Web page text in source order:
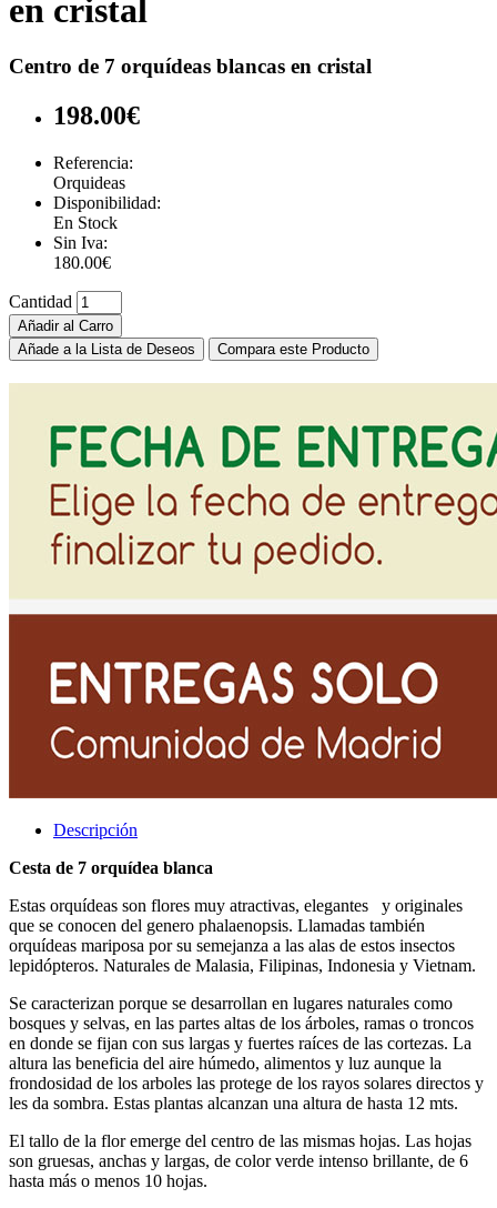
en cristal
Centro de 7 orquídeas blancas en cristal
198.00€
Referencia:
Orquideas
Disponibilidad:
En Stock
Sin Iva:
180.00€
Cantidad
Añadir al Carro
Añade a la Lista de Deseos
Compara este Producto
Descripción
Cesta de 7 orquídea blanca
Estas orquídeas son flores muy atractivas, elegantes y originales
que se conocen del genero phalaenopsis. Llamadas también
orquídeas mariposa por su semejanza a las alas de estos insectos
lepidópteros. Naturales de Malasia, Filipinas, Indonesia y Vietnam.
Se caracterizan porque se desarrollan en lugares naturales como
bosques y selvas, en las partes altas de los árboles, ramas o troncos
en donde se fijan con sus largas y fuertes raíces de las cortezas. La
altura las beneficia del aire húmedo, alimentos y luz aunque la
frondosidad de los arboles las protege de los rayos solares directos y
les da sombra. Estas plantas alcanzan una altura de hasta 12 mts.
El tallo de la flor emerge del centro de las mismas hojas. Las hojas
son gruesas, anchas y largas, de color verde intenso brillante, de 6
hasta más o menos 10 hojas.